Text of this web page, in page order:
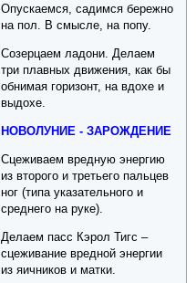
Опускаемся, садимся бережно
на пол. В смысле, на попу.
Созерцаем ладони. Делаем
три плавных движения, как бы
обнимая горизонт, на вдохе и
выдохе.
НОВОЛУНИЕ - ЗАРОЖДЕНИЕ
Сцеживаем вредную энергию
из второго и третьего пальцев
ног (типа указательного и
среднего на руке).
Делаем пасс Кэрол Тигс –
сцеживание вредной энергии
из яичников и матки.